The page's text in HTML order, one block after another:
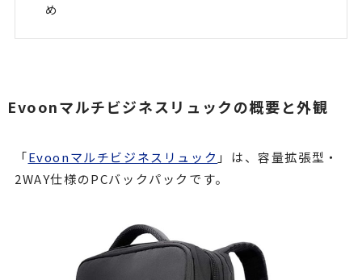
め
Evoonマルチビジネスリュックの概要と外観
「Evoonマルチビジネスリュック 」は、容量拡張型・
2WAY仕様のPCバックパックです。